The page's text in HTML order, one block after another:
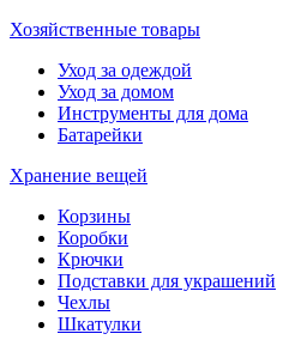
Хозяйственные товары
Уход за одеждой
Уход за домом
Инструменты для дома
Батарейки
Хранение вещей
Корзины
Коробки
Крючки
Подставки для украшений
Чехлы
Шкатулки